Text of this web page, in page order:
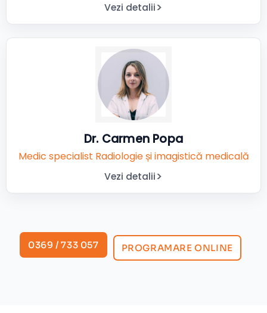
Vezi detalii
Dr. Carmen Popa
Medic specialist Radiologie și imagistică medicală
Vezi detalii
0369 / 733 057 PROGRAMARE ONLINE